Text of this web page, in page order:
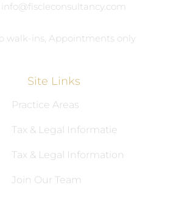
info@fiscleconsultancy.com
walk-ins, Appointments only
Site Links
Practice Areas
Tax & Legal Informatie
Tax & Legal Information
Join Our Team